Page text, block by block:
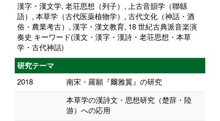
漢字・漢文学, 老荘思想（列子）, 上古音韻学（聯緜
語）, 本草学（古代医薬植物学）, 古代文化（神話・酒
俗・農業考古）, 漢字・漢文教育, 18 世紀古典派音楽演
奏史 キーワード(漢文・漢字・漢詩・老荘思想・本草
学・古代神話)
研究テーマ
2018
南宋・羅願『爾雅翼』の研究
本草学の漢詩文・思想研究（楚辞・陸
游）への応用